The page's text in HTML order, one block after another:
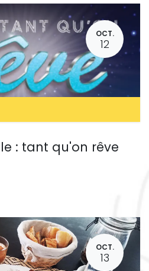
OCT.
12
: tant qu'on rêve
OCT.
13